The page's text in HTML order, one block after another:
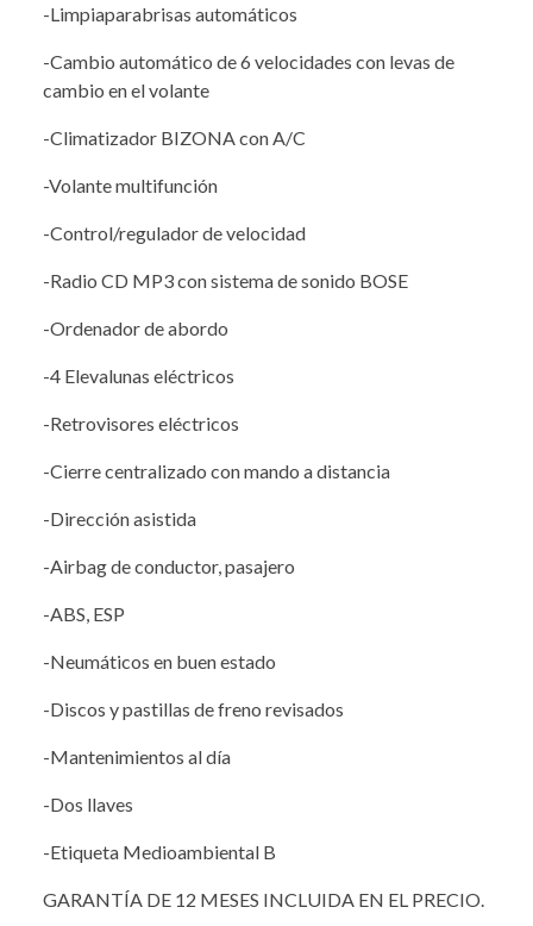
-Limpiaparabrisas automáticos
-Cambio automático de 6 velocidades con levas de
cambio en el volante
-Climatizador BIZONA con A/C
-Volante multifunción
-Control/regulador de velocidad
-Radio CD MP3 con sistema de sonido BOSE
-Ordenador de abordo
-4 Elevalunas eléctricos
-Retrovisores eléctricos
-Cierre centralizado con mando a distancia
-Dirección asistida
-Airbag de conductor, pasajero
-ABS, ESP
-Neumáticos en buen estado
-Discos y pastillas de freno revisados
-Mantenimientos al día
-Dos llaves
-Etiqueta Medioambiental B
GARANTÍA DE 12 MESES INCLUIDA EN EL PRECIO.